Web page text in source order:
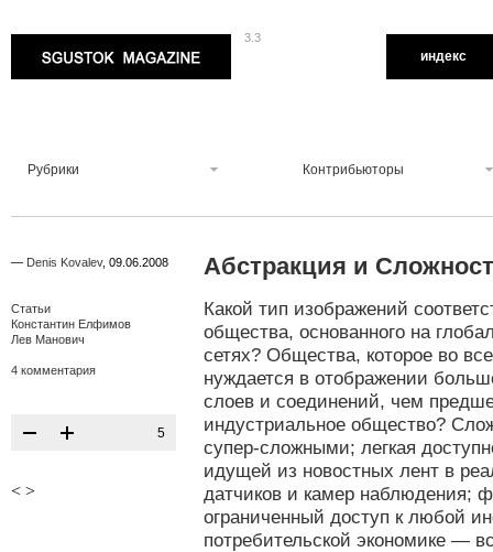
3.3
индекс
Рубрики Контрибьюторы
— Denis Kovalev, 09.06.2008
Статьи
Константин Елфимов
Лев Манович
4 комментария
5
< >
Абстракция и
Какой тип изображений
общества, основанного на
сетях? Общества, которое во
нуждается в отображении
слоев и соединений, чем
индустриальное общество?
супер-сложными; легкая
идущей из новостных лент в
датчиков и камер наблюдения;
ограниченный доступ к любой
потребительской экономике —